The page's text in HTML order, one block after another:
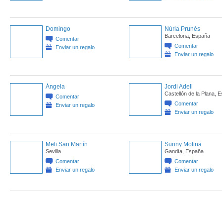
Domingo
Comentar
Enviar un regalo
Núria Prunés
Barcelona, España
Comentar
Enviar un regalo
Ángela
Comentar
Enviar un regalo
Jordi Adell
Castellón de la Plana,
Comentar
Enviar un regalo
Meli San Martín
Sevilla
Comentar
Enviar un regalo
Sunny Molina
Gandía, España
Comentar
Enviar un regalo